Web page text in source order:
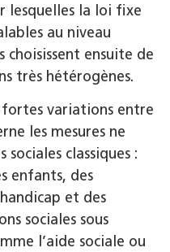
lesquelles la loi fixe
au niveau
ensuite de
très hétérogènes.
variations entre
les mesures ne
sociales classiques :
enfants, des
et des
sociales sous
l’aide sociale ou